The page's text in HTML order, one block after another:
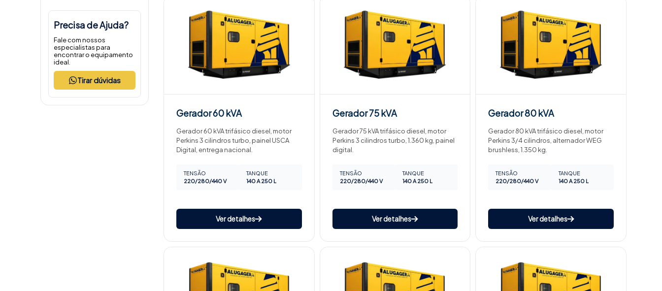
Gerador60 kVA
Gerador 60 kVA trifásico diesel, motor
Perkins 3 cilindros turbo, painel USCA
Digital, entrega nacional.
TENSÃO
220/280/440 V
TANQUE
140 A 250 L
Ver detalhes
Gerador75 kVA
Gerador 75 kVA trifásico diesel, motor
Perkins 3 cilindros turbo, 1.360 kg, painel
digital.
TENSÃO
220/280/440 V
TANQUE
140 A 250 L
Ver detalhes
Gerador80 kVA
Gerador 80 kVA trifásico diesel, motor
Perkins 3/4 cilindros, alternador WEG
brushless, 1.350 kg.
TENSÃO
220/280/440 V
TANQUE
140 A 250 L
Ver detalhes
Precisa de Ajuda?
Fale com nossos
especialistas para
encontrar o equipamento
ideal.
Tirar dúvidas